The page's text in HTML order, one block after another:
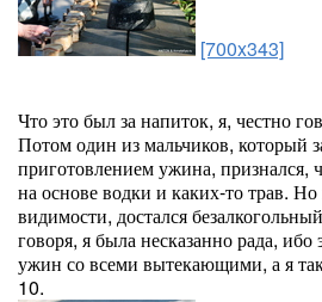
[700x343]
Что это был за напиток, я, честно
Потом один из мальчиков, который
приготовлением ужина, признался,
на основе водки и каких-то трав.
видимости, достался
говоря, я была несказанно рада,
ужин со всеми вытекающими, а я
10.